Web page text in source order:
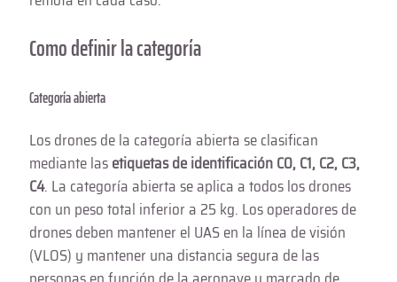
Como definir la categoría
Categoría abierta
Los drones de la categoría abierta se clasifican
mediante lasetiquetas de identificación C0, C1, C2, C3,
C4. La categoría abierta se aplica a todos los drones
con un peso total inferior a 25 kg. Los operadores de
drones deben mantener el UAS en la línea de visión
(VLOS) y mantener una distancia segura de las